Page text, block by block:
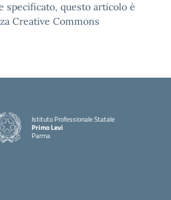
specificato, questo articolo è
Creative Commons
Istituto Professionale Statale
Primo Levi
Parma